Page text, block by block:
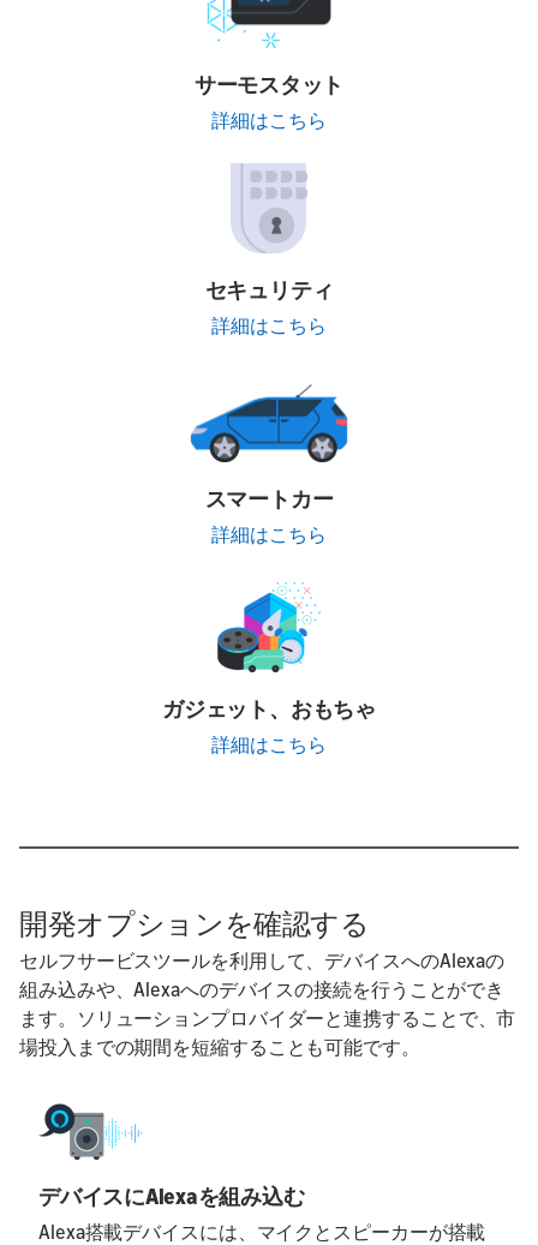
サーモスタット
詳細はこちら
セキュリティ
詳細はこちら
スマートカー
詳細はこちら
ガジェット、おもちゃ
詳細はこちら
開発オプションを確認する
セルフサービスツールを利用して、デバイスへのAlexaの
組み込みや、Alexaへのデバイスの接続を行うことができ
ます。ソリューションプロバイダーと連携することで、市
場投入までの期間を短縮することも可能です。
デバイスにAlexaを組み込む
Alexa搭載デバイスには、マイクとスピーカーが搭載